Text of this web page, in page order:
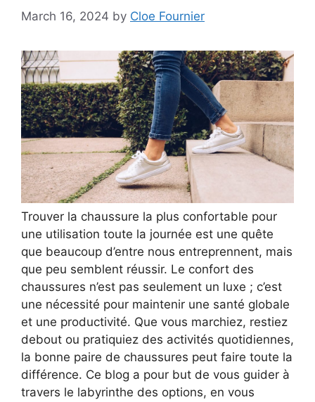
March 16, 2024 by Cloe Fournier
Trouver la chaussure la plus confortable pour
une utilisation toute la journée est une quête
que beaucoup d’entre nous entreprennent, mais
que peu semblent réussir. Le confort des
chaussures n’est pas seulement un luxe ; c’est
une nécessité pour maintenir une santé globale
et une productivité. Que vous marchiez, restiez
debout ou pratiquiez des activités quotidiennes,
la bonne paire de chaussures peut faire toute la
différence. Ce blog a pour but de vous guider à
travers le labyrinthe des options, en vous